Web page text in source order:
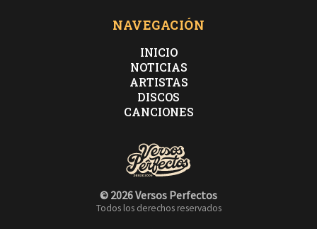
NAVEGACIÓN
INICIO
NOTICIAS
ARTISTAS
DISCOS
CANCIONES
© 2026 Versos Perfectos
Todos los derechos reservados